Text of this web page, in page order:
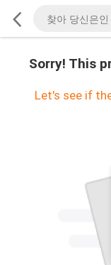
Sorry! This
Let's see if